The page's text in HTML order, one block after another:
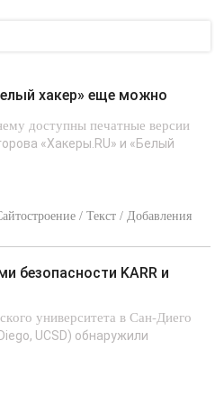
хакер» еще можно
доступны печатные версии
«Хакеры.RU» и «Белый
/ Текст / Добавления
университета в Сан-Диего
UCSD) обнаружили